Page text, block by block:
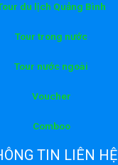
du lịch Quảng Bình
Tour trong nước
Tour nước ngoài
Voucher
Comboo
TIN LIÊN HỆ